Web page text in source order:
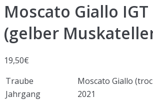
Moscato Giallo IGT
(gelber
19,50€
Traube
Moscato Giallo
Jahrgang
2021